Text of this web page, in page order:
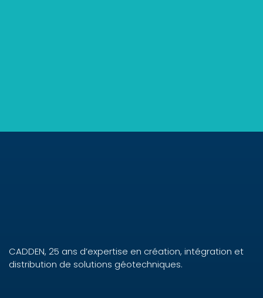
CADDEN, 25 ans d’expertise en création, intégration et
distribution de solutions géotechniques.